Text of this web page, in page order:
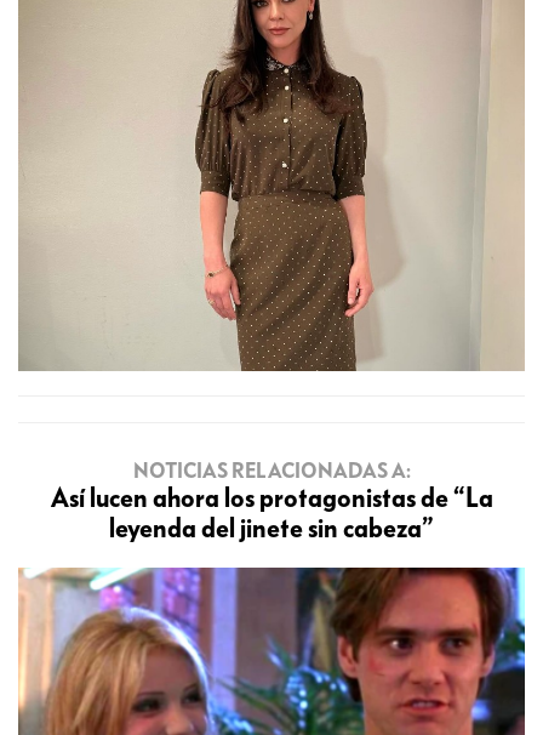
NOTICIAS RELACIONADAS A:
Así lucen ahora los protagonistas de “La
leyenda del jinete sin cabeza”